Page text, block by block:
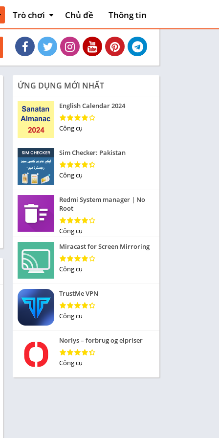
thiết
xe
cái
Trò chơi
Hoạt động
Phiêu lưu mạo
hiểm
Máy chơi game
Bài
Thẻ bài
Sòng bạc
Tiêu khiển
Âm nhạc
Từ
Yêu thích
Ghép hình
Cuộc đua
Nhập vai
Mô phỏng
Chiến lược
Trả lời câu hỏi
Chủ đề Thông tin
ỨNG DỤNG MỚI NHẤT
English Calendar 2024
Công cụ
Sim Checker: Pakistan
Công cụ
Redmi System manager | No
Root
Công cụ
Miracast for Screen Mirroring
Công cụ
TrustMe VPN
Công cụ
Norlys – forbrug og elpriser
Công cụ